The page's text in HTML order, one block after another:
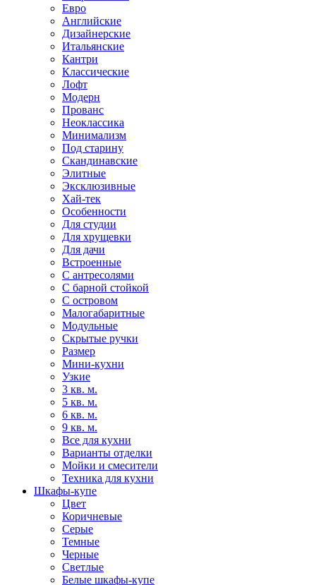
Евро
Английские
Дизайнерские
Итальянские
Кантри
Классические
Лофт
Модерн
Прованс
Неоклассика
Минимализм
Под старину
Скандинавские
Элитные
Эксклюзивные
Хай-тек
Особенности
Для студии
Для хрущевки
Для дачи
Встроенные
С антресолями
С барной стойкой
С островом
Малогабаритные
Модульные
Скрытые ручки
Размер
Мини-кухни
Узкие
3 кв. м.
5 кв. м.
6 кв. м.
9 кв. м.
Все для кухни
Варианты отделки
Мойки и смесители
Техника для кухни
Шкафы-купе
Цвет
Коричневые
Серые
Темные
Черные
Светлые
Белые шкафы-купе